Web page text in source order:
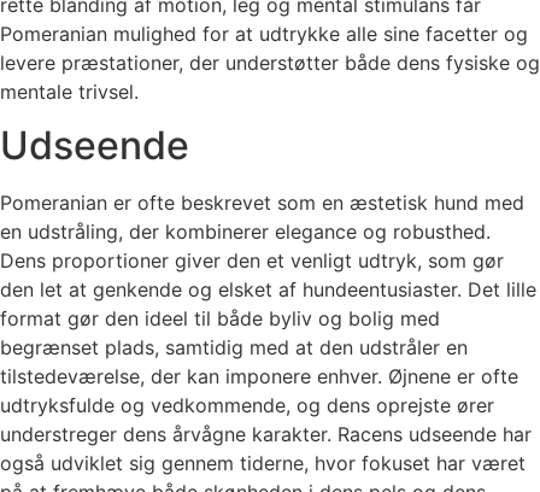
Pomeranian mulighed for at udtrykke alle sine facetter og
levere præstationer, der understøtter både dens fysiske og
mentale trivsel.
Udseende
Pomeranian er ofte beskrevet som en æstetisk hund med
en udstråling, der kombinerer elegance og robusthed.
Dens proportioner giver den et venligt udtryk, som gør
den let at genkende og elsket af hundeentusiaster. Det lille
format gør den ideel til både byliv og bolig med
begrænset plads, samtidig med at den udstråler en
tilstedeværelse, der kan imponere enhver. Øjnene er ofte
udtryksfulde og vedkommende, og dens oprejste ører
understreger dens årvågne karakter. Racens udseende har
også udviklet sig gennem tiderne, hvor fokuset har været